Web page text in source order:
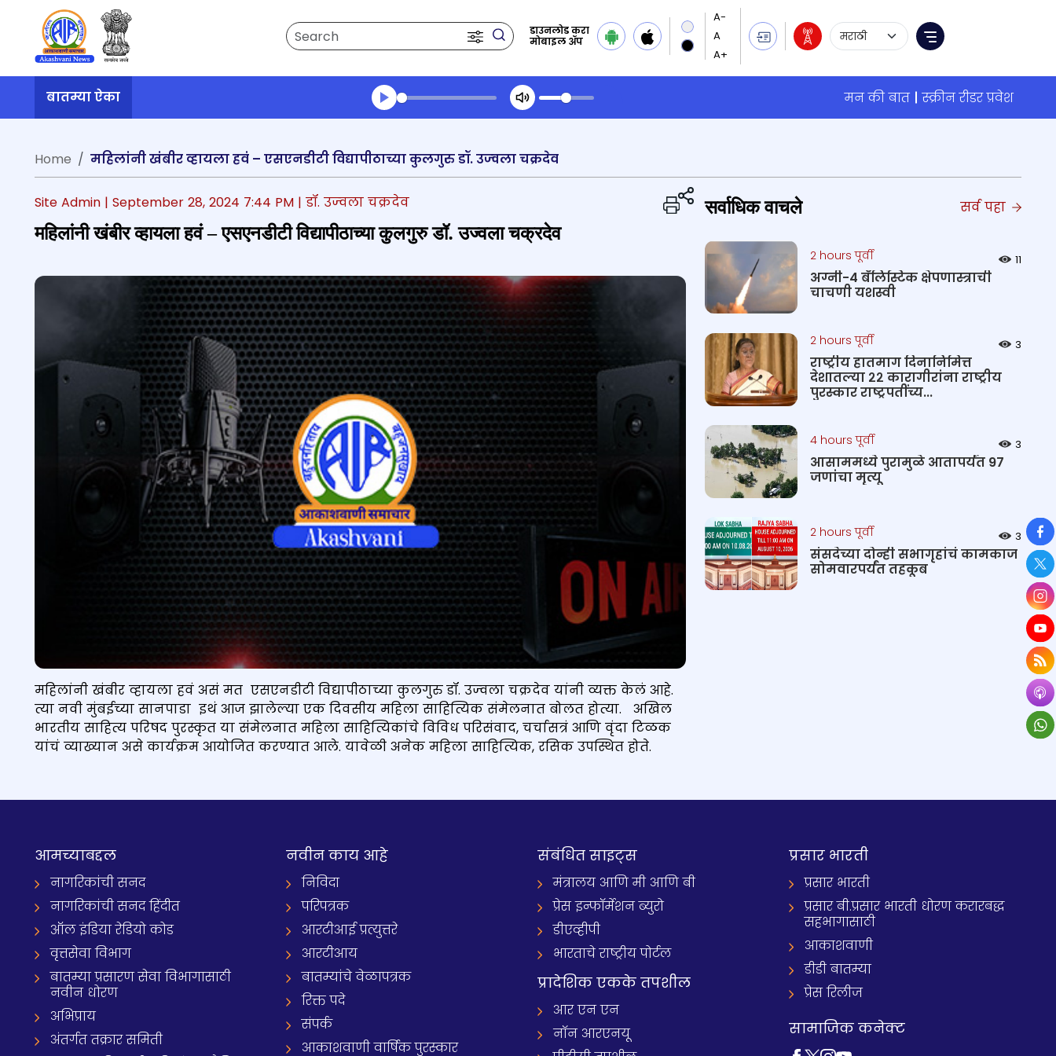
Search
डाउनलोड करा
मोबाइल ॲप
Language Selection
Menu
बातम्या ऐका मन की बात
स्क्रीन रीडर प्रवेश
Transcript summary
Home
महिलांनी खंबीर व्हायला हवं – एसएनडीटी विद्यापीठाच्या कुलगुरु डॉ. उज्वला चक्रदेव
Site Admin | September 28, 2024 7:44 PM | डॉ. उज्वला चक्रदेव
महिलांनी खंबीर व्हायला हवं – एसएनडीटी विद्यापीठाच्या कुलगुरु डॉ. उज्वला चक्रदेव
महिलांनी खंबीर व्हायला हवं असं मत एसएनडीटी विद्यापीठाच्या कुलगुरु डॉ. उज्वला चक्रदेव यांनी व्यक्त केलं आहे.
त्या नवी मुंबईच्या सानपाडा इथं आज झालेल्या एक दिवसीय महिला साहित्यिक संमेलनात बोलत होत्या. अखिल
भारतीय साहित्य परिषद पुरस्कृत या संमेलनात महिला साहित्यिकांचे विविध परिसंवाद, चर्चासत्रं आणि वृंदा टिळक
यांचं व्याख्यान असे कार्यक्रम आयोजित करण्यात आले. यावेळी अनेक महिला साहित्यिक, रसिक उपस्थित होते.
सर्वाधिक वाचले सर्व पहा
2 hours पूर्वी 11
अग्नी-4 बॅलिस्टिक क्षेपणास्त्राची
चाचणी यशस्वी
2 hours पूर्वी 3
राष्ट्रीय हातमाग दिनानिमित्त
देशातल्या २२ कारागीरांना राष्ट्रीय
पुरस्कार राष्ट्रपतींच्य...
4 hours पूर्वी 3
आसाममध्ये पुरामुळे आतापर्यंत 97
जणांचा मृत्यू
2 hours पूर्वी 3
संसदेच्या दोन्ही सभागृहांचं कामकाज
सोमवारपर्यंत तहकूब
आमच्याबद्दल
नागरिकांची सनद
नागरिकांची सनद हिंदीत
ऑल इंडिया रेडियो कोड
वृत्तसेवा विभाग
बातम्या प्रसारण सेवा विभागासाठी
नवीन धोरण
अभिप्राय
अंतर्गत तक्रार समिती
नवीन काय आहे
निविदा
परिपत्रक
आरटीआई प्रत्युत्तरे
आरटीआय
बातम्यांचे वेळापत्रक
रिक्त पदे
संपर्क
आकाशवाणी वार्षिक पुरस्कार
संबंधित साइट्स
मंत्रालय आणि मी आणि बी
प्रेस इन्फॉर्मेशन ब्युरो
डीएव्हीपी
भारताचे राष्ट्रीय पोर्टल
प्रादेशिक एकके तपशील
आर एन एन
नॉन आरएनयू
प्रसार भारती
प्रसार भारती
प्रसार बी.प्रसार भारती धोरण करारबद्ध
सहभागासाठी
आकाशवाणी
डीडी बातम्या
प्रेस रिलीज
सामाजिक कनेक्ट